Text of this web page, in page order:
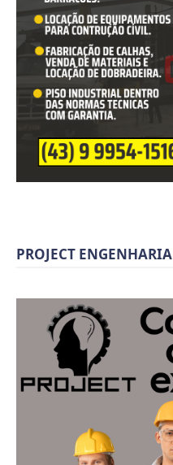
PROJECT ENGENHARIA